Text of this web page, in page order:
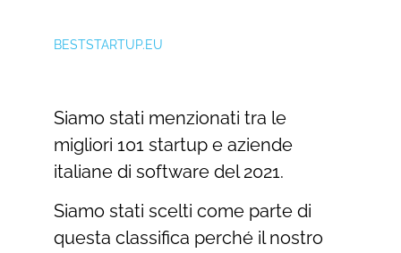
BESTSTARTUP.EU
Siamo stati menzionati tra le
migliori 101 startup e aziende
italiane di software del 2021.
Siamo stati scelti come parte di
questa classifica perché il nostro